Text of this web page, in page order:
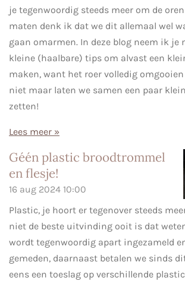
je tegenwoordig steeds meer om de
maten denk ik dat we dit allemaal wel
gaan omarmen. In deze blog neem ik je
kleine (haalbare) tips om alvast een
maken, want het roer volledig
niet maar laten we samen een paar
zetten!
Lees meer »
Géén plastic broodtrommel
en flesje!
16 aug 2024 10:00
Plastic, je hoort er tegenover steeds
niet de beste uitvinding ooit is dat
wordt tegenwoordig apart ingezameld
gemeden, daarnaast betalen we sinds
eens een toeslag op verschillende